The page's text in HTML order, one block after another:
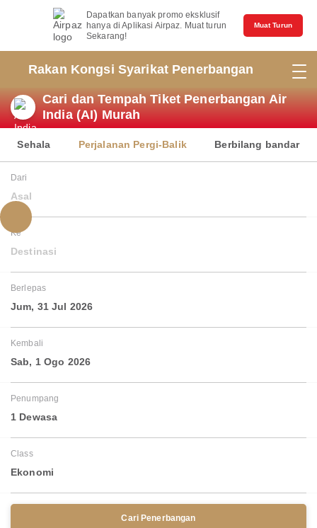
Dapatkan banyak promo eksklusif
hanya di Aplikasi Airpaz. Muat turun
Sekarang!
Muat Turun
Rakan Kongsi Syarikat Penerbangan
Cari dan Tempah Tiket Penerbangan Air
India (AI) Murah
Sehala Perjalanan Pergi-Balik Berbilang bandar
Dari
Asal
Ke
Destinasi
Berlepas
Jum, 31 Jul 2026
Kembali
Sab, 1 Ogo 2026
Penumpang
1 Dewasa
Class
Ekonomi
Cari Penerbangan